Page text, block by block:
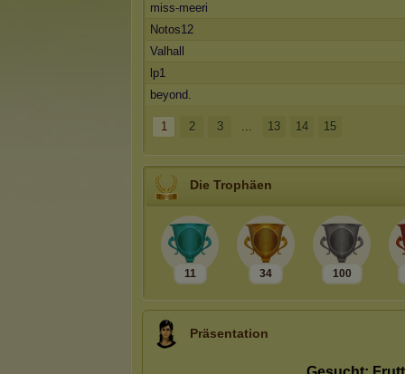
miss-meeri
Notos12
Valhall
lp1
beyond.
1 2 3 ... 13 14 15
Die Trophäen
11 34 100
Präsentation